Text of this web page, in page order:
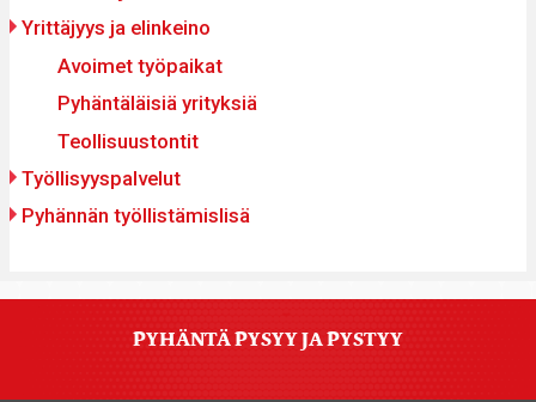
Yrittäjyys ja elinkeino
Avoimet työpaikat
Pyhäntäläisiä yrityksiä
Teollisuustontit
Työllisyyspalvelut
Pyhännän työllistämislisä
PYHÄNTÄ PYSYY JA PYSTYY